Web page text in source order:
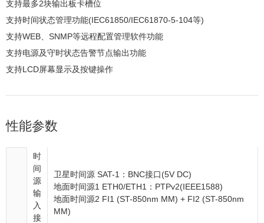
支持最多2块输出板卡槽位
支持时间状态管理功能(IEC61850/IEC61870-5-104等)
支持WEB、SNMP等远程配置管理软件功能
支持电源及守时状态告警节点输出功能
支持LCD屏幕显示及按键操作
性能参数
时
间
源
输
入
接
卫星时间源 SAT-1：BNC接口(5V DC)
地面时间源1 ETH0/ETH1：PTPv2(IEEE1588)
地面时间源2 FI1 (ST-850nm MM) + FI2 (ST-850nm
MM)